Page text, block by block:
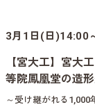
3月1日(日)14:00
【宮大工】宮大
等院鳳凰堂の造
～受け継がれる